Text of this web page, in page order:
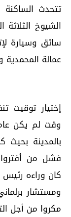
تتحدث
الشيوخ
سائق وسيارة
عمالة
إختيار توقيت
وقت لم يكن
بالمدينة بحيث
فشل من
كان وراءه
ومستشار
مكروا من أجل